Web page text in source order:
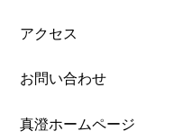
アクセス
お問い合わせ
真澄ホームページ